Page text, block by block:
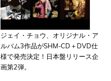
ジェイ・チョウ、オリジナル・ア
ルバム3作品がSHM-CD＋DVD仕
様で発売決定！日本盤リリース企
画第2弾。